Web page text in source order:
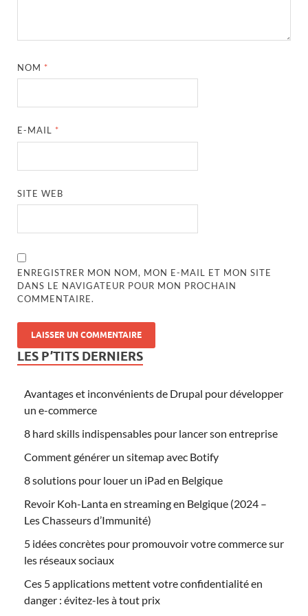
NOM *
E-MAIL *
SITE WEB
ENREGISTRER MON NOM, MON E-MAIL ET MON SITE
DANS LE NAVIGATEUR POUR MON PROCHAIN
COMMENTAIRE.
LES P’TITS DERNIERS
Avantages et inconvénients de Drupal pour développer
un e-commerce
8 hard skills indispensables pour lancer son entreprise
Comment générer un sitemap avec Botify
8 solutions pour louer un iPad en Belgique
Revoir Koh-Lanta en streaming en Belgique (2024 –
Les Chasseurs d’Immunité)
5 idées concrètes pour promouvoir votre commerce sur
les réseaux sociaux
Ces 5 applications mettent votre confidentialité en
danger : évitez-les à tout prix